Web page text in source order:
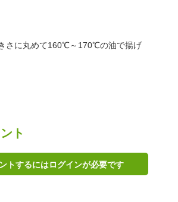
さに丸めて160℃～170℃の油で揚げ
ト
トするにはログインが必要です